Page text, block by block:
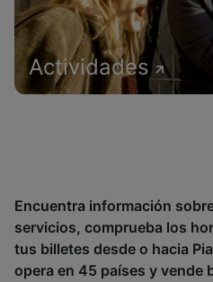
Actividades
Encuentra información
servicios, comprueba los
tus billetes desde o hacia
opera en 45 países y vende